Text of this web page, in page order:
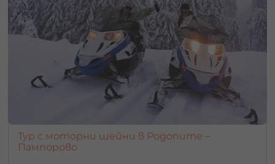
Тур с моторни шейни в Родопите –
Пампорово